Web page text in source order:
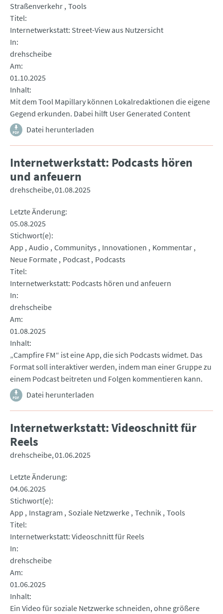
Straßenverkehr Tools
Titel
Internetwerkstatt: Street-View aus Nutzersicht
In
drehscheibe
Am
01.10.2025
Inhalt
Mit dem Tool Mapillary können Lokalredaktionen die eigene
Gegend erkunden. Dabei hilft User Generated Content
Datei herunterladen
Internetwerkstatt: Podcasts hören
und anfeuern
drehscheibe 01.08.2025
Letzte Änderung
05.08.2025
Stichwort(e)
App Audio Communitys Innovationen
Kommentar
Neue Formate Podcast Podcasts
Titel
Internetwerkstatt: Podcasts hören und anfeuern
In
drehscheibe
Am
01.08.2025
Inhalt
„Campfire FM“ ist eine App, die sich Podcasts widmet. Das
Format soll interaktiver werden, indem man einer Gruppe zu
einem Podcast beitreten und Folgen kommentieren kann.
Datei herunterladen
Internetwerkstatt: Videoschnitt für
Reels
drehscheibe 01.06.2025
Letzte Änderung
04.06.2025
Stichwort(e)
App
Instagram Soziale Netzwerke Technik Tools
Titel
Internetwerkstatt: Videoschnitt für Reels
In
drehscheibe
Am
01.06.2025
Inhalt
Ein Video für soziale Netzwerke schneiden, ohne größere